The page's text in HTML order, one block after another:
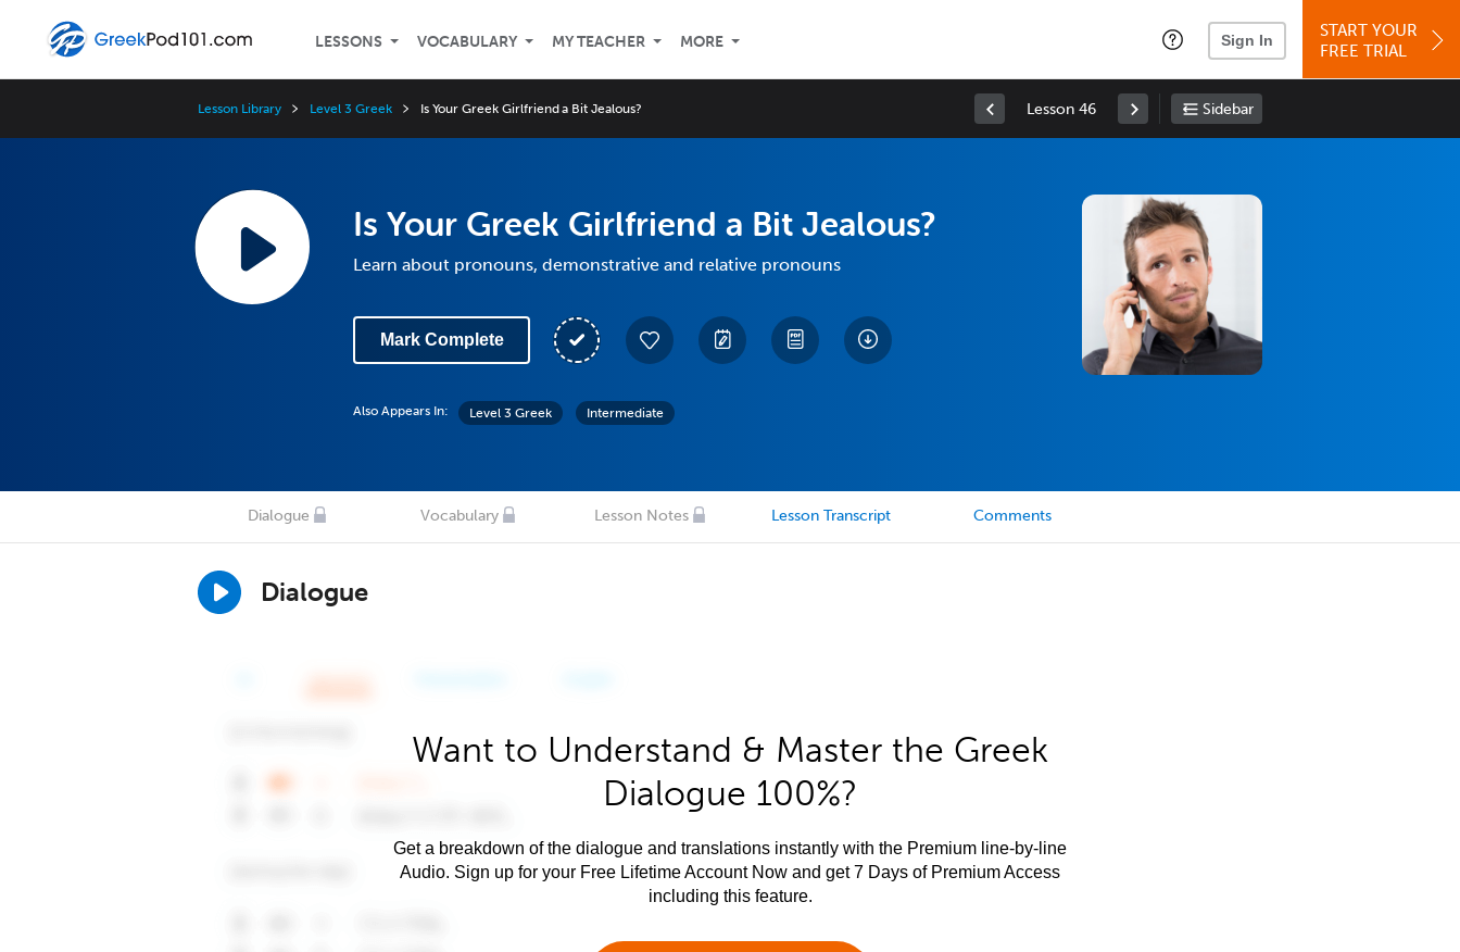
LESSONS VOCABULARY MY TEACHER MORE Sign In
START YOUR
FREE TRIAL
Lesson Library Level 3 Greek Is Your Greek Girlfriend a Bit Jealous? Lesson 46 Sidebar
Is Your Greek Girlfriend a Bit Jealous?
Learn about pronouns, demonstrative and relative pronouns
Mark Complete
Also Appears In: Level 3 Greek Intermediate
Dialogue Vocabulary Lesson Notes Lesson Transcript Comments
Dialogue
Want to Understand & Master the Greek
Dialogue 100%?
Get a breakdown of the dialogue and translations instantly with the Premium line-by-line
Audio. Sign up for your Free Lifetime Account Now and get 7 Days of Premium Access
including this feature.